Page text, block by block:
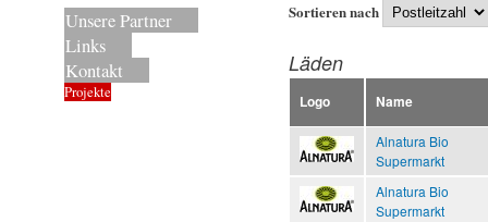
Unsere Partner
Links
Kontakt
Projekte
Sortieren nach
Läden
Logo Name
Alnatura Bio
Supermarkt
Alnatura Bio
Supermarkt